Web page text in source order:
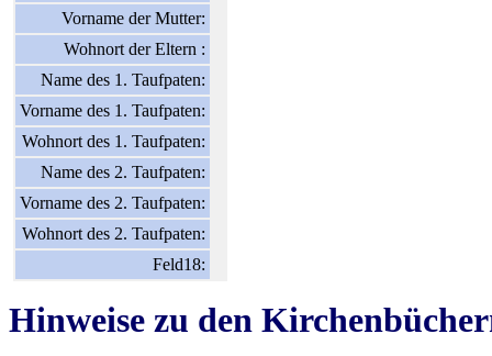
Vorname der Mutter:
Wohnort der Eltern :
Name des 1. Taufpaten:
Vorname des 1. Taufpaten:
Wohnort des 1. Taufpaten:
Name des 2. Taufpaten:
Vorname des 2. Taufpaten:
Wohnort des 2. Taufpaten:
Feld18:
Hinweise zu den